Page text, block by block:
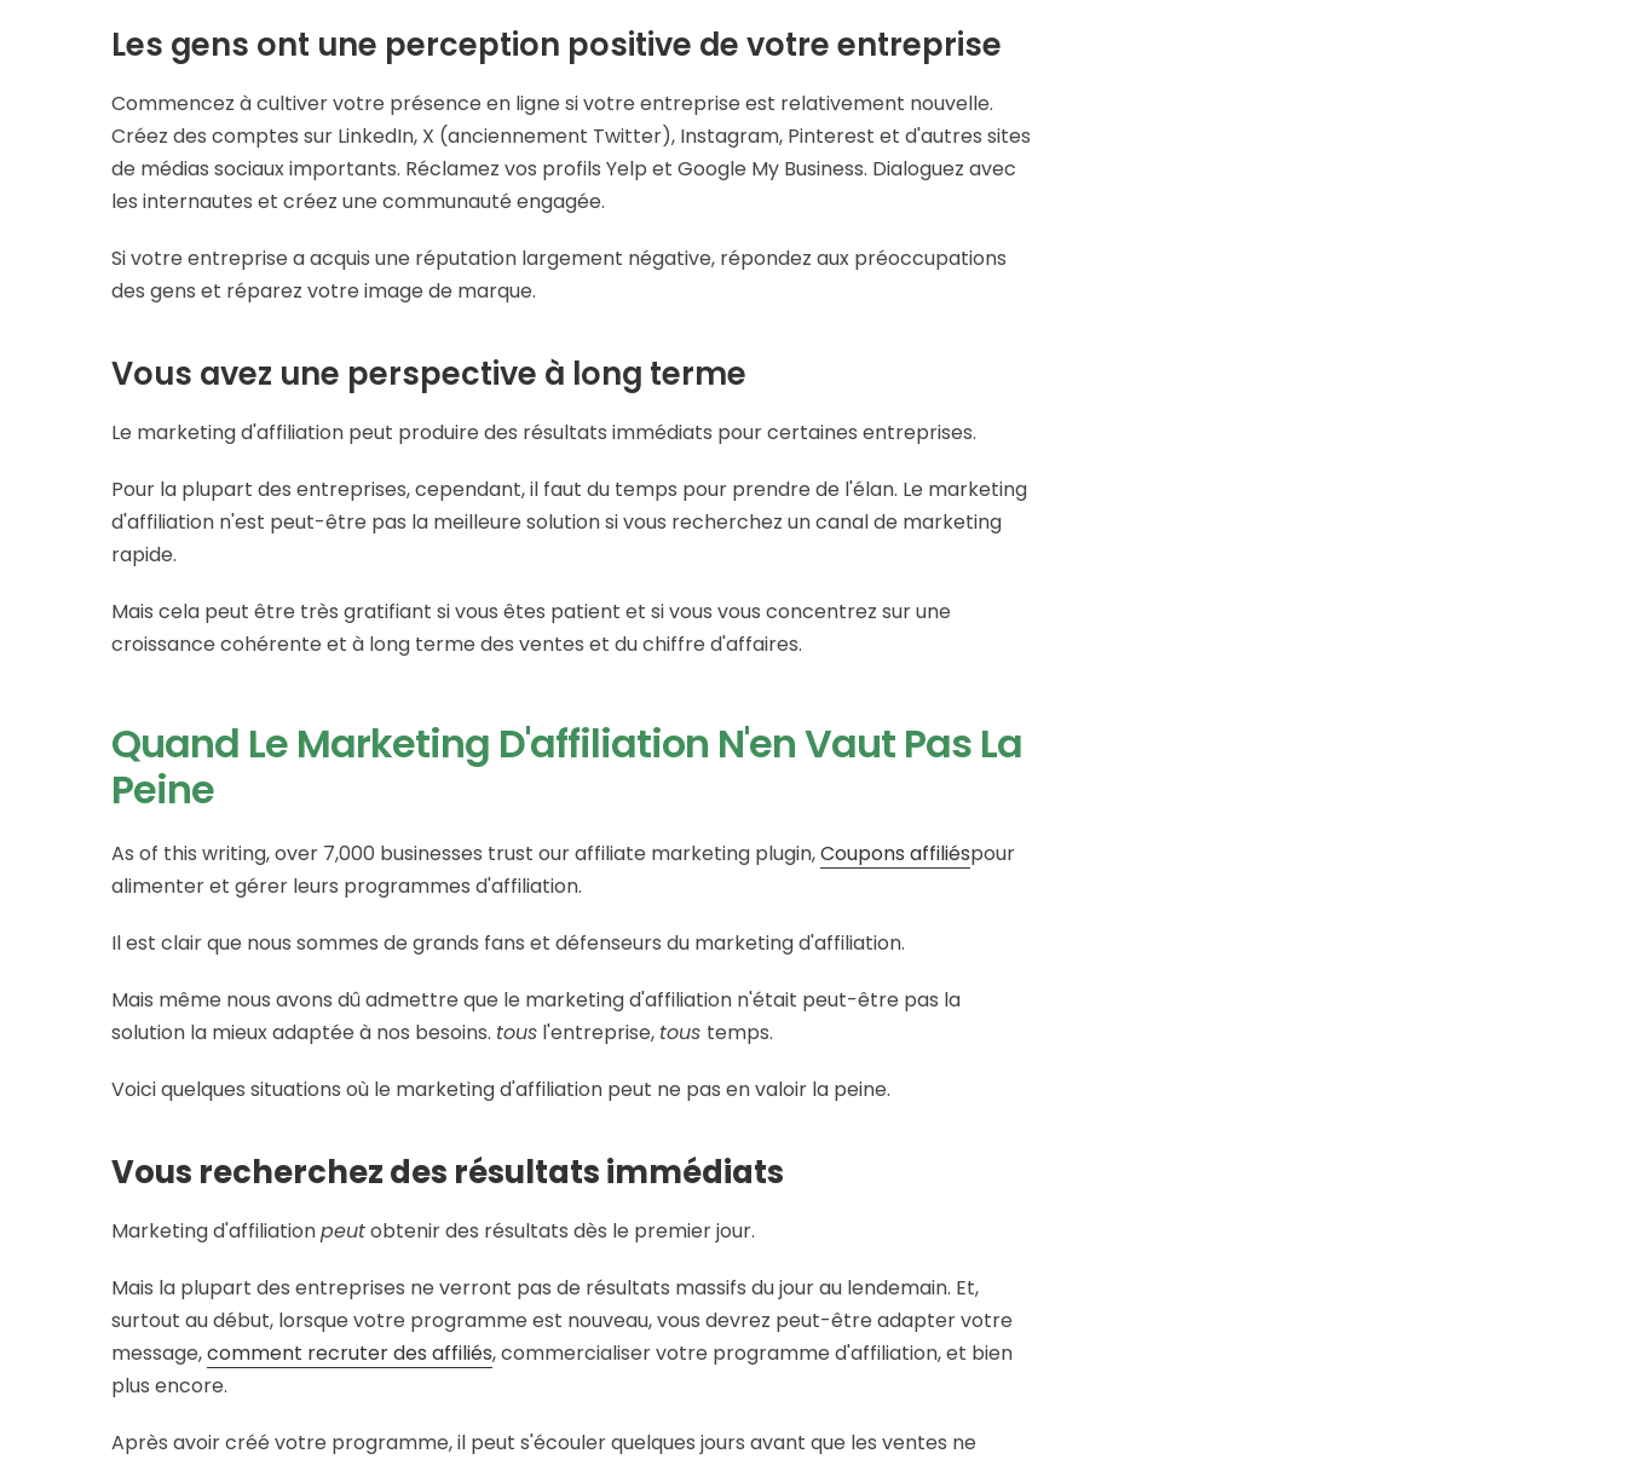
Les gens ont une perception positive de votre entreprise
Commencez à cultiver votre présence en ligne si votre entreprise est relativement nouvelle.
Créez des comptes sur LinkedIn, X (anciennement Twitter), Instagram, Pinterest et d'autres sites
de médias sociaux importants. Réclamez vos profils Yelp et Google My Business. Dialoguez avec
les internautes et créez une communauté engagée.
Si votre entreprise a acquis une réputation largement négative, répondez aux préoccupations
des gens et réparez votre image de marque.
Vous avez une perspective à long terme
Le marketing d'affiliation peut produire des résultats immédiats pour certaines entreprises.
Pour la plupart des entreprises, cependant, il faut du temps pour prendre de l'élan. Le marketing
d'affiliation n'est peut-être pas la meilleure solution si vous recherchez un canal de marketing
rapide.
Mais cela peut être très gratifiant si vous êtes patient et si vous vous concentrez sur une
croissance cohérente et à long terme des ventes et du chiffre d'affaires.
Quand Le Marketing D'affiliation N'en Vaut Pas La
Peine
As of this writing, over 7,000 businesses trust our affiliate marketing plugin,Coupons affiliéspour
alimenter et gérer leurs programmes d'affiliation.
Il est clair que nous sommes de grands fans et défenseurs du marketing d'affiliation.
Mais même nous avons dû admettre que le marketing d'affiliation n'était peut-être pas la
solution la mieux adaptée à nos besoins. tous l'entreprise, tous temps.
Voici quelques situations où le marketing d'affiliation peut ne pas en valoir la peine.
Vous recherchez des résultats immédiats
Marketing d'affiliationpeutobtenir des résultats dès le premier jour.
Mais la plupart des entreprises ne verront pas de résultats massifs du jour au lendemain. Et,
surtout au début, lorsque votre programme est nouveau, vous devrez peut-être adapter votre
message,comment recruter des affiliés, commercialiser votre programme d'affiliation, et bien
plus encore.
Après avoir créé votre programme, il peut s'écouler quelques jours avant que les ventes ne